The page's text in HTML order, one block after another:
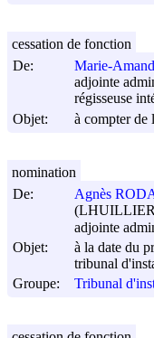
De:
Marie-
adjointe
régisseuse
Objet:
à compter de
cessation de fonction
De:
Agnès
adjointe
Objet:
à la date du
tribunal
Groupe:
Tribunal
nomination